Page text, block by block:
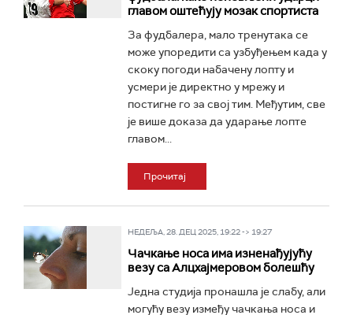
главом оштећују мозак спортиста
За фудбалера, мало тренутака се
може упоредити са узбуђењем када у
скоку погоди набачену лопту и
усмери је директно у мрежу и
постигне го за свој тим. Међутим, све
је више доказа да ударање лопте
главом...
Прочитај
НЕДЕЉА, 28. ДЕЦ 2025, 19:22 -> 19:27
Чачкање носа има изненађујућу
везу са Алцхајмеровом болешћу
Једна студија пронашла је слабу, али
могућу везу између чачкања носа и